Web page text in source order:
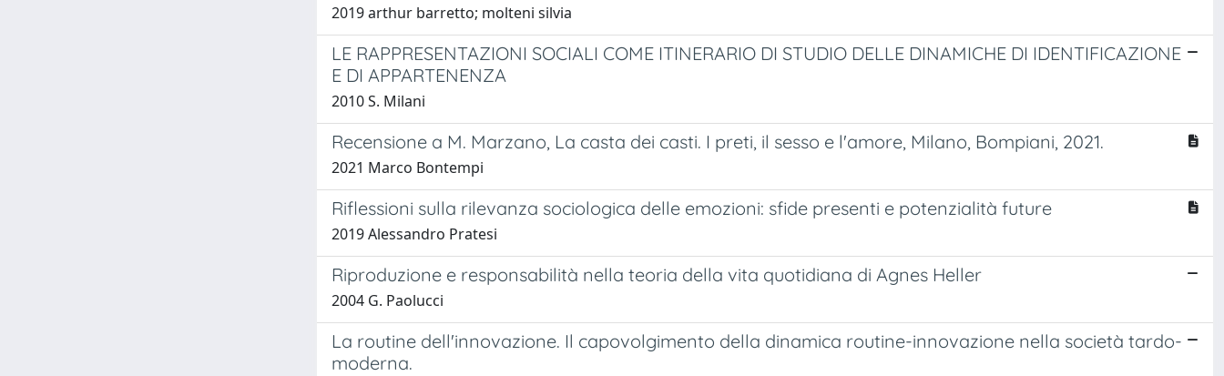
2019 arthur barretto; molteni silvia
LE RAPPRESENTAZIONI SOCIALI COME ITINERARIO DI STUDIO DELLE DINAMICHE DI IDENTIFICAZIONE
E DI APPARTENENZA
2010 S. Milani
Recensione a M. Marzano, La casta dei casti. I preti, il sesso e l'amore, Milano, Bompiani, 2021.
2021 Marco Bontempi
Riflessioni sulla rilevanza sociologica delle emozioni: sfide presenti e potenzialità future
2019 Alessandro Pratesi
Riproduzione e responsabilità nella teoria della vita quotidiana di Agnes Heller
2004 G. Paolucci
La routine dell'innovazione. Il capovolgimento della dinamica routine-innovazione nella società tardo-
moderna.